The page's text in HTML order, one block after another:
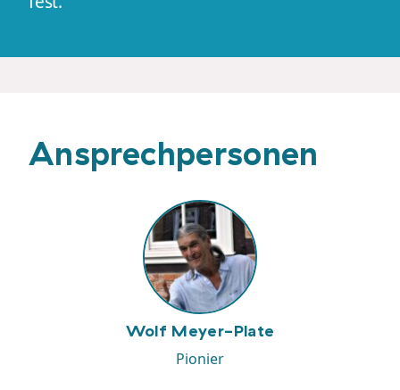
Ansprechpersonen
Wolf Meyer-Plate
Pionier